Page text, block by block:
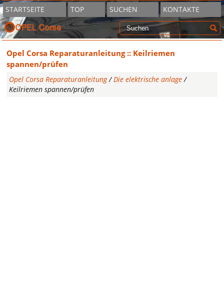
STARTSEITE TOP SUCHEN KONTAKTE
Opel Corsa Reparaturanleitung :: Keilriemen
spannen/prüfen
Opel Corsa Reparaturanleitung/Die elektrische anlage /
Keilriemen spannen/prüfen